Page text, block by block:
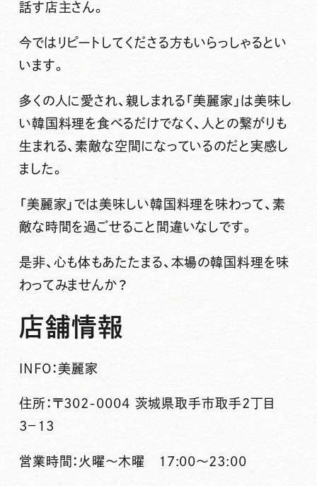
話す店主さん。
今ではリピートしてくださる方もいらっしゃるとい
います。
多くの人に愛され、親しまれる「美麗家」は美味し
い韓国料理を食べるだけでなく、人との繋がりも
生まれる、素敵な空間になっているのだと実感し
ました。
「美麗家」では美味しい韓国料理を味わって、素
敵な時間を過ごせること間違いなしです。
是非、心も体もあたたまる、本場の韓国料理を味
わってみませんか？
店舗情報
INFO： 美麗家
住所：〒302-0004 茨城県取手市取手2丁目
3−13
営業時間：火曜〜木曜 17:00〜23:00